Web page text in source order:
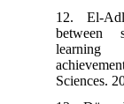
12. El-
between
Sciences.